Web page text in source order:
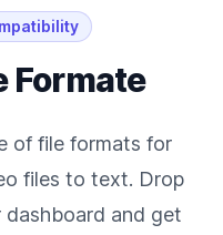
Formate
of file formats for
files to text. Drop
and get